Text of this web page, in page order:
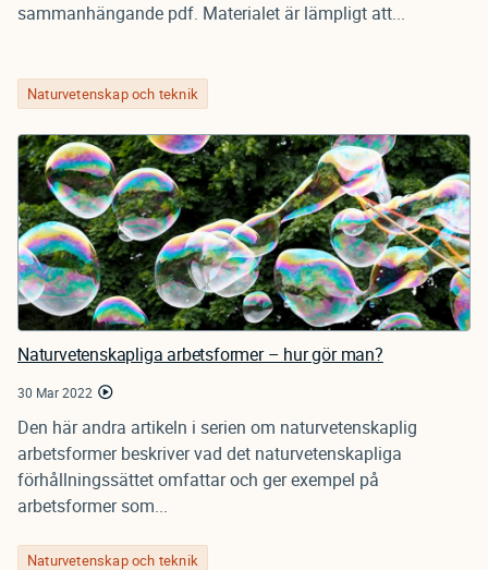
sammanhängande pdf. Materialet är lämpligt att...
Naturvetenskap och teknik
Naturvetenskapliga arbetsformer – hur gör man?
30 Mar 2022
Den här andra artikeln i serien om naturvetenskaplig
arbetsformer beskriver vad det naturvetenskapliga
förhållningssättet omfattar och ger exempel på
arbetsformer som...
Naturvetenskap och teknik